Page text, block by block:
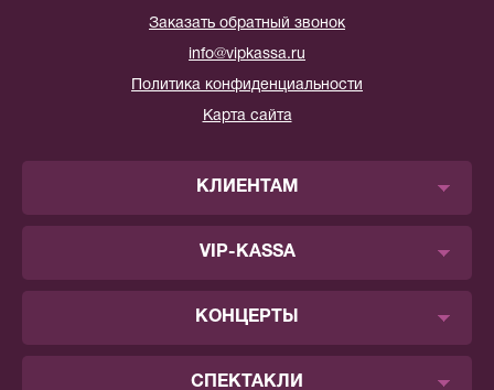
Заказать обратный звонок
info@vipkassa.ru
Политика конфиденциальности
Карта сайта
КЛИЕНТАМ
VIP-KASSA
КОНЦЕРТЫ
СПЕКТАКЛИ